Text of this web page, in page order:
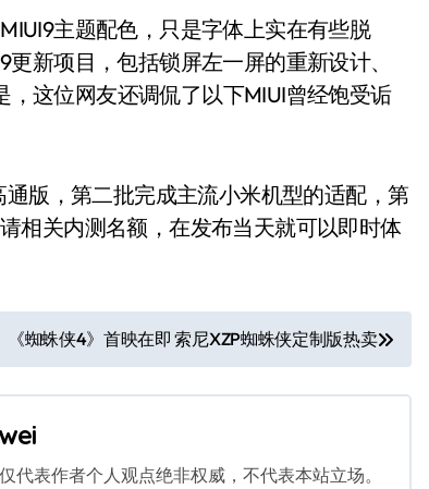
主题配色，只是字体上实在有些脱
新项目，包括锁屏左一屏的重新设计、
这位网友还调侃了以下MIUI曾经饱受诟
版，第二批完成主流小米机型的适配，第
相关内测名额，在发布当天就可以即时体
《蜘蛛侠4》首映在即 索尼XZP蜘蛛侠定制版热卖
代表作者个人观点绝非权威，不代表本站立场。